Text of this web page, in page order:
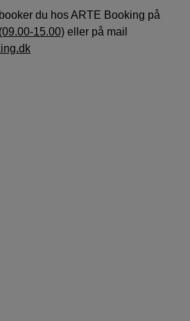
du hos ARTE Booking på
15.00) eller på mail